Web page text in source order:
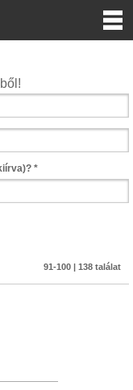
*
91-100 | 138 találat